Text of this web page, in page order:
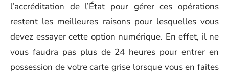
l’accréditation de l’État pour gérer ces opérations
restent les meilleures raisons pour lesquelles vous
devez essayer cette option numérique. En effet, il ne
vous faudra pas plus de 24 heures pour entrer en
possession de votre carte grise lorsque vous en faites